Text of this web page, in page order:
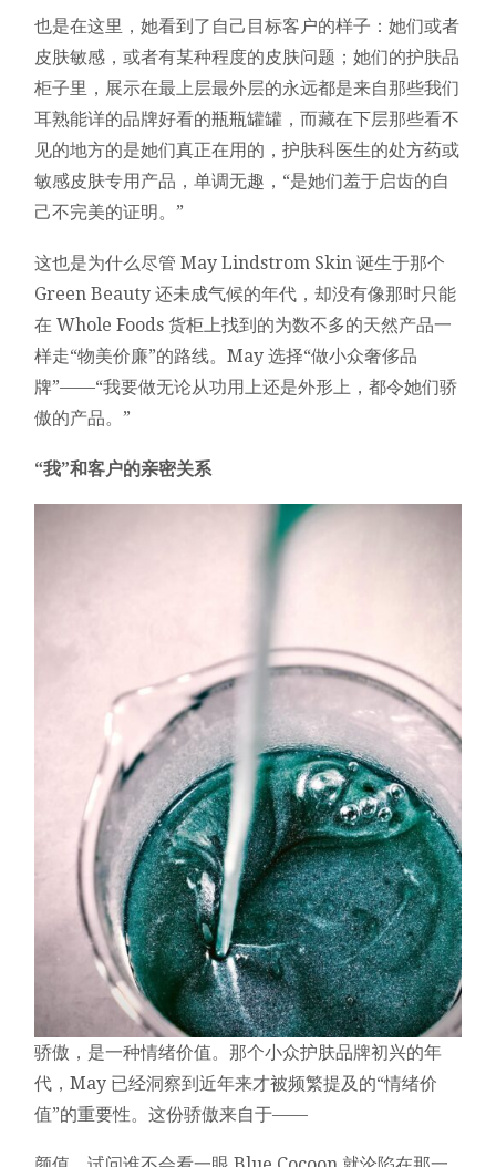
也是在这里，她看到了自己目标客户的样子：她们或者
皮肤敏感，或者有某种程度的皮肤问题；她们的护肤品
柜子里，展示在最上层最外层的永远都是来自那些我们
耳熟能详的品牌好看的瓶瓶罐罐，而藏在下层那些看不
见的地方的是她们真正在用的，护肤科医生的处方药或
敏感皮肤专用产品，单调无趣，“是她们羞于启齿的自
己不完美的证明。”
这也是为什么尽管 May Lindstrom Skin 诞生于那个
Green Beauty 还未成气候的年代，却没有像那时只能
在 Whole Foods 货柜上找到的为数不多的天然产品一
样走“物美价廉”的路线。May 选择“做小众奢侈品
牌”——“我要做无论从功用上还是外形上，都令她们骄
傲的产品。”
“我”和客户的亲密关系
骄傲，是一种情绪价值。那个小众护肤品牌初兴的年
代，May 已经洞察到近年来才被频繁提及的“情绪价
值”的重要性。这份骄傲来自于——